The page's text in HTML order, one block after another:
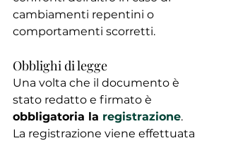
cambiamenti repentini o
comportamenti scorretti.
Obblighi di legge
Una volta che il documento è
stato redatto e firmato è
obbligatoria la registrazione.
La registrazione viene effettuata